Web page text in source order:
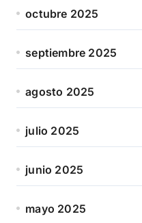
octubre 2025
septiembre 2025
agosto 2025
julio 2025
junio 2025
mayo 2025